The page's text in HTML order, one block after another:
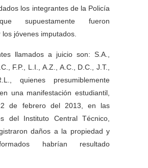
los integrantes de la Policía
supuestamente fueron
jóvenes imputados.
llamados a juicio son: S.A.,
F.P., L.I., A.Z., A.C., D.C., J.T.,
quienes presumiblemente
una manifestación estudiantil,
de febrero del 2013, en las
del Instituto Central Técnico,
daños a la propiedad y
habrían resultado